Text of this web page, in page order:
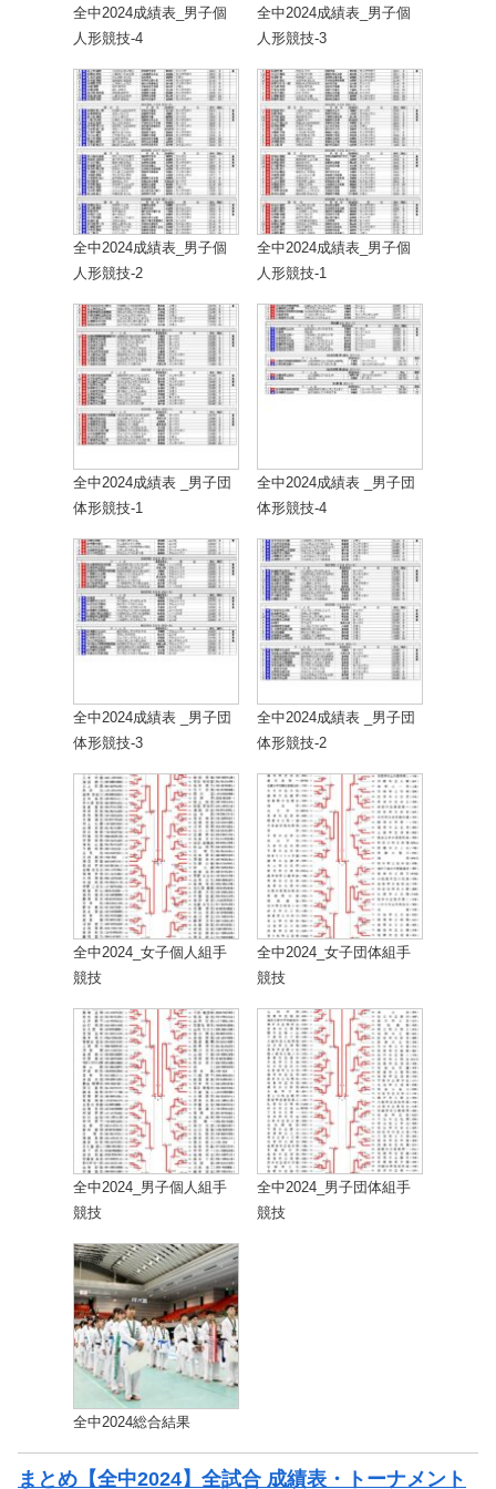
全中2024成績表_男子個
人形競技-4
全中2024成績表_男子個
人形競技-3
全中2024成績表_男子個
人形競技-2
全中2024成績表_男子個
人形競技-1
全中2024成績表 _男子団
体形競技-1
全中2024成績表 _男子団
体形競技-4
全中2024成績表 _男子団
体形競技-3
全中2024成績表 _男子団
体形競技-2
全中2024_女子個人組手
競技
全中2024_女子団体組手
競技
全中2024_男子個人組手
競技
全中2024_男子団体組手
競技
全中2024総合結果
まとめ【全中2024】全試合 成績表・トーナメント